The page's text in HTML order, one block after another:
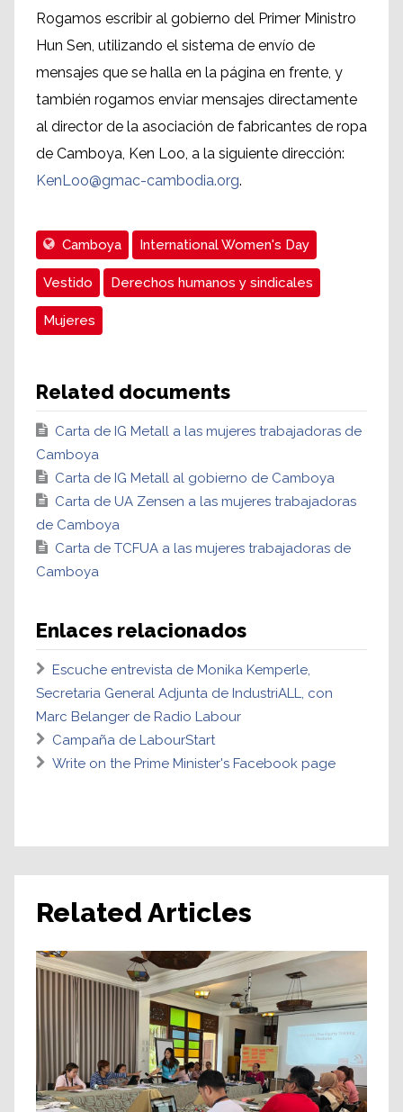
Rogamos escribir al gobierno del Primer Ministro
Hun Sen, utilizando el sistema de envío de
mensajes que se halla en la página en frente, y
también rogamos enviar mensajes directamente
al director de la asociación de fabricantes de ropa
de Camboya, Ken Loo, a la siguiente dirección:
KenLoo@gmac-cambodia.org.
Camboya International Women's Day
Vestido Derechos humanos y sindicales
Mujeres
Related documents
Carta de IG Metall a las mujeres trabajadoras de
Camboya
Carta de IG Metall al gobierno de Camboya
Carta de UA Zensen a las mujeres trabajadoras
de Camboya
Carta de TCFUA a las mujeres trabajadoras de
Camboya
Enlaces relacionados
Escuche entrevista de Monika Kemperle,
Secretaria General Adjunta de IndustriALL, con
Marc Belanger de Radio Labour
Campaña de LabourStart
Write on the Prime Minister's Facebook page
Related Articles